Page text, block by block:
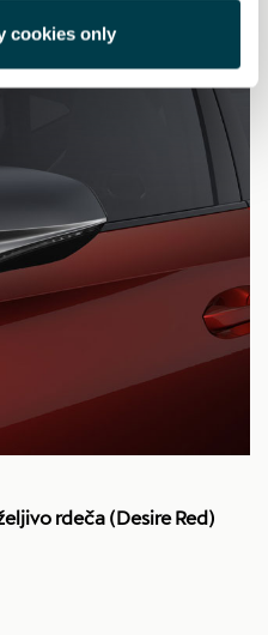
cookies only
rdeča (Desire Red)